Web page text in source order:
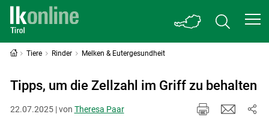
Tiere Rinder Melken & Eutergesundheit
Tipps, um die Zellzahl im Griff zu behalten
22.07.2025 | von Theresa Paar